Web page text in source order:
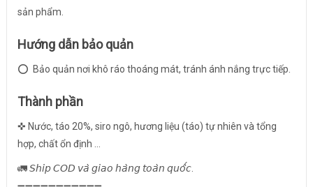
sản phẩm.
Hướng dẫn bảo quản
⭕️ Bảo quản nơi khô ráo thoáng mát, tránh ánh nắng trực tiếp.
Thành phần
✜ Nước, táo 20%, siro ngô, hương liệu (táo) tự nhiên và tổng
hợp, chất ổn định ...
🚛 𝘚𝘩𝘪𝘱 𝘊𝘖𝘋 𝘷𝘢̀ 𝘨𝘪𝘢𝘰 𝘩𝘢̀𝘯𝘨 𝘵𝘰𝘢̀𝘯 𝘲𝘶𝘰̂́𝘤.